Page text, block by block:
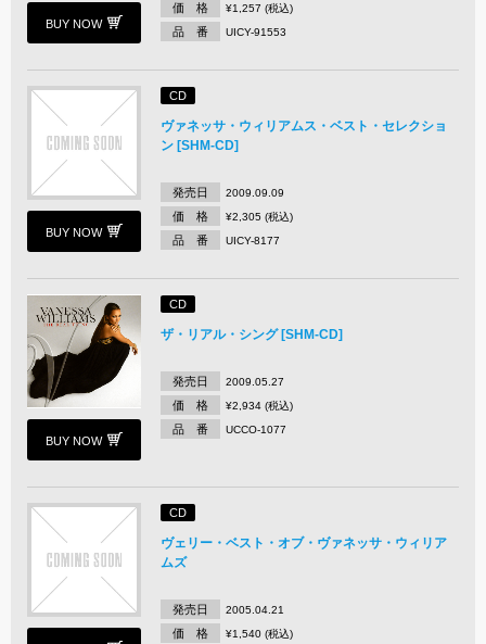
BUY NOW
価 格 ¥1,257 (税込)
品 番 UICY-91553
BUY NOW
CD
ヴァネッサ・ウィリアムス・ベスト・セレクショ
ン [SHM-CD]
発売日 2009.09.09
価 格 ¥2,305 (税込)
品 番 UICY-8177
BUY NOW
CD
ザ・リアル・シング [SHM-CD]
発売日 2009.05.27
価 格 ¥2,934 (税込)
品 番 UCCO-1077
CD
ヴェリー・ベスト・オブ・ヴァネッサ・ウィリア
ムズ
発売日 2005.04.21
価 格 ¥1,540 (税込)